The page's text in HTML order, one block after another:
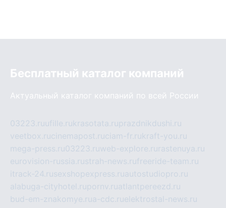
Бесплатный каталог компаний
Актуальный каталог компаний по всей России
03223.ruufille.rukrasotata.ruprazdnikdushi.ru
veetbox.rucinemapost.ruciam-fr.rukraft-you.ru
mega-press.ru03223.ruweb-explore.ru rastenuya.ru
eurovision-russia.rustrah-news.rufreeride-team.ru
itrack-24.rusexshopexpress.ruautostudiopro.ru
alabuga-cityhotel.rupornv.ruatlantpereezd.ru
bud-em-znakomye.rua-cdc.ruelektrostal-news.ru